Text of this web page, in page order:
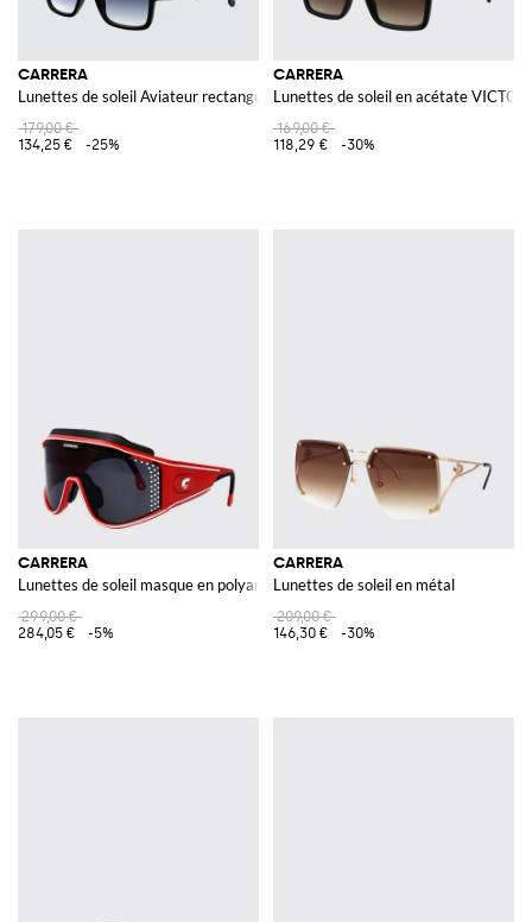
CARRERA
Lunettes de soleil Aviateur rectangulaires en acétate avec double pont
179,00 €
134,25 €
-25%
CARRERA
Lunettes de soleil en acétate
169,00 €
118,29 €
-30%
CARRERA
Lunettes de soleil masque en polyamide avec logo contrastant
299,00 €
284,05 €
-5%
CARRERA
Lunettes de soleil en métal
209,00 €
146,30 €
-30%